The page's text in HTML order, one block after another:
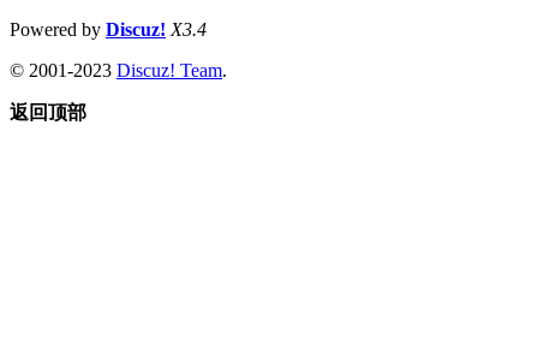
Powered by Discuz! X3.4
© 2001-2023 Discuz! Team.
返回顶部